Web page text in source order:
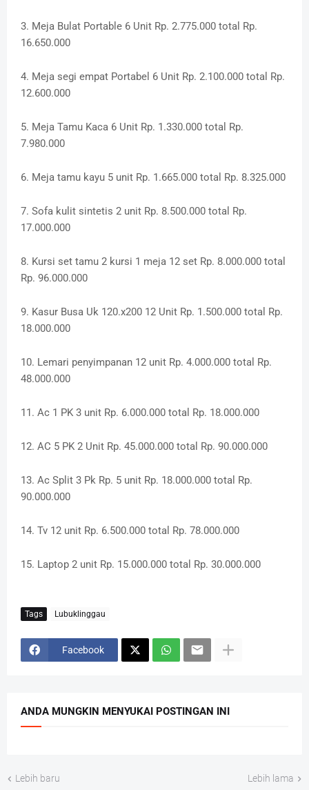
3. Meja Bulat Portable 6 Unit Rp. 2.775.000 total Rp.
16.650.000
4. Meja segi empat Portabel 6 Unit Rp. 2.100.000 total Rp.
12.600.000
5. Meja Tamu Kaca 6 Unit Rp. 1.330.000 total Rp.
7.980.000
6. Meja tamu kayu 5 unit Rp. 1.665.000 total Rp. 8.325.000
7. Sofa kulit sintetis 2 unit Rp. 8.500.000 total Rp.
17.000.000
8. Kursi set tamu 2 kursi 1 meja 12 set Rp. 8.000.000 total
Rp. 96.000.000
9. Kasur Busa Uk 120.x200 12 Unit Rp. 1.500.000 total Rp.
18.000.000
10. Lemari penyimpanan 12 unit Rp. 4.000.000 total Rp.
48.000.000
11. Ac 1 PK 3 unit Rp. 6.000.000 total Rp. 18.000.000
12. AC 5 PK 2 Unit Rp. 45.000.000 total Rp. 90.000.000
13. Ac Split 3 Pk Rp. 5 unit Rp. 18.000.000 total Rp.
90.000.000
14. Tv 12 unit Rp. 6.500.000 total Rp. 78.000.000
15. Laptop 2 unit Rp. 15.000.000 total Rp. 30.000.000
Tags Lubuklinggau
Facebook
ANDA MUNGKIN MENYUKAI POSTINGAN INI
Lebih baru Lebih lama